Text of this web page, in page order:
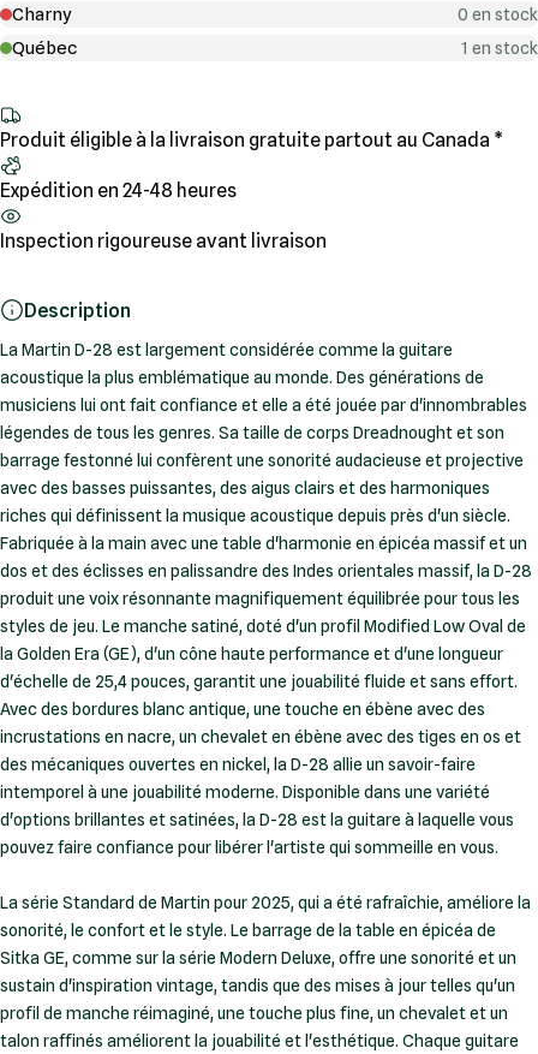
Charny 0 en stock
Québec 1 en stock
Produit éligible à la livraison gratuite partout au Canada *
Expédition en 24-48 heures
Inspection rigoureuse avant livraison
Description
La Martin D-28 est largement considérée comme la guitare
acoustique la plus emblématique au monde. Des générations de
musiciens lui ont fait confiance et elle a été jouée par d'innombrables
légendes de tous les genres. Sa taille de corps Dreadnought et son
barrage festonné lui confèrent une sonorité audacieuse et projective
avec des basses puissantes, des aigus clairs et des harmoniques
riches qui définissent la musique acoustique depuis près d'un siècle.
Fabriquée à la main avec une table d'harmonie en épicéa massif et un
dos et des éclisses en palissandre des Indes orientales massif, la D-28
produit une voix résonnante magnifiquement équilibrée pour tous les
styles de jeu. Le manche satiné, doté d'un profil Modified Low Oval de
la Golden Era (GE), d'un cône haute performance et d'une longueur
d'échelle de 25,4 pouces, garantit une jouabilité fluide et sans effort.
Avec des bordures blanc antique, une touche en ébène avec des
incrustations en nacre, un chevalet en ébène avec des tiges en os et
des mécaniques ouvertes en nickel, la D-28 allie un savoir-faire
intemporel à une jouabilité moderne. Disponible dans une variété
d'options brillantes et satinées, la D-28 est la guitare à laquelle vous
pouvez faire confiance pour libérer l'artiste qui sommeille en vous.
La série Standard de Martin pour 2025, qui a été rafraîchie, améliore la
sonorité, le confort et le style. Le barrage de la table en épicéa de
Sitka GE, comme sur la série Modern Deluxe, offre une sonorité et un
sustain d'inspiration vintage, tandis que des mises à jour telles qu'un
profil de manche réimaginé, une touche plus fine, un chevalet et un
talon raffinés améliorent la jouabilité et l'esthétique. Chaque guitare